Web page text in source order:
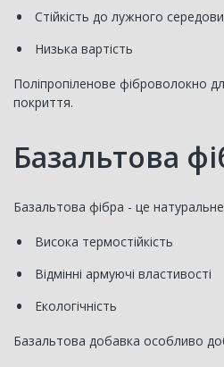
Стійкість до лужного
Низька вартість
Поліпропіленове фіброволокно
покриття.
Базальтова
Базальтова фібра - це
Висока термостійкість
Відмінні армуючі властивості
Екологічність
Базальтова добавка особливо